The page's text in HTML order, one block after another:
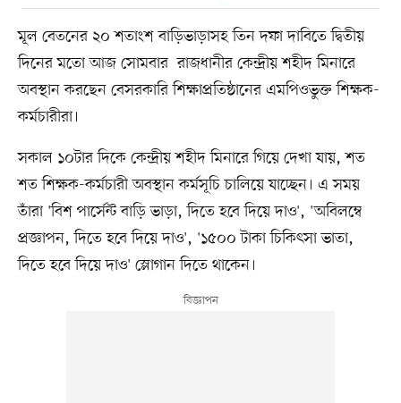
মূল বেতনের ২০ শতাংশ বাড়িভাড়াসহ তিন দফা দাবিতে দ্বিতীয়
দিনের মতো আজ সোমবার রাজধানীর কেন্দ্রীয় শহীদ মিনারে
অবস্থান করছেন বেসরকারি শিক্ষাপ্রতিষ্ঠানের এমপিওভুক্ত শিক্ষক-
কর্মচারীরা।
সকাল ১০টার দিকে কেন্দ্রীয় শহীদ মিনারে গিয়ে দেখা যায়, শত
শত শিক্ষক-কর্মচারী অবস্থান কর্মসূচি চালিয়ে যাচ্ছেন। এ সময়
তাঁরা 'বিশ পার্সেন্ট বাড়ি ভাড়া, দিতে হবে দিয়ে দাও', 'অবিলম্বে
প্রজ্ঞাপন, দিতে হবে দিয়ে দাও', '১৫০০ টাকা চিকিৎসা ভাতা,
দিতে হবে দিয়ে দাও' স্লোগান দিতে থাকেন।